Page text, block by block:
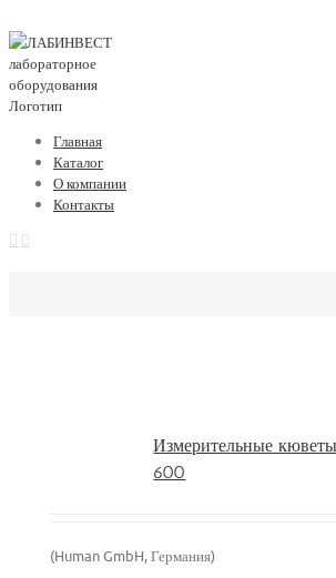
Главная
Каталог
О компании
Контакты
Измерительные
600
(Human GmbH, Германия)